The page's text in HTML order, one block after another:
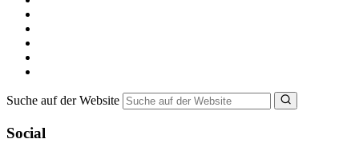
Suche auf der Website
Social